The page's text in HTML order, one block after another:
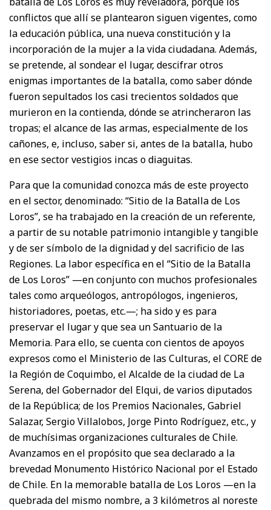
conflictos que allí se plantearon siguen vigentes, como
la educación pública, una nueva constitución y la
incorporación de la mujer a la vida ciudadana. Además,
se pretende, al sondear el lugar, descifrar otros
enigmas importantes de la batalla, como saber dónde
fueron sepultados los casi trecientos soldados que
murieron en la contienda, dónde se atrincheraron las
tropas; el alcance de las armas, especialmente de los
cañones, e, incluso, saber si, antes de la batalla, hubo
en ese sector vestigios incas o diaguitas.
Para que la comunidad conozca más de este proyecto
en el sector, denominado: “Sitio de la Batalla de Los
Loros”, se ha trabajado en la creación de un referente,
a partir de su notable patrimonio intangible y tangible
y de ser símbolo de la dignidad y del sacrificio de las
Regiones. La labor específica en el “Sitio de la Batalla
de Los Loros” —en conjunto con muchos profesionales
tales como arqueólogos, antropólogos, ingenieros,
historiadores, poetas, etc.—; ha sido y es para
preservar el lugar y que sea un Santuario de la
Memoria. Para ello, se cuenta con cientos de apoyos
expresos como el Ministerio de las Culturas, el CORE de
la Región de Coquimbo, el Alcalde de la ciudad de La
Serena, del Gobernador del Elqui, de varios diputados
de la República; de los Premios Nacionales, Gabriel
Salazar, Sergio Villalobos, Jorge Pinto Rodríguez, etc., y
de muchísimas organizaciones culturales de Chile.
Avanzamos en el propósito que sea declarado a la
brevedad Monumento Histórico Nacional por el Estado
de Chile. En la memorable batalla de Los Loros —en la
quebrada del mismo nombre, a 3 kilómetros al noreste